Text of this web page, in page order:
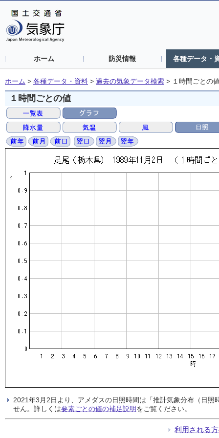
ホーム 防災情報 各種データ・
ホーム > 各種データ・資料 > 過去の気象データ検索 > １時間ごとの
１時間ごとの値
2021年3月2日より、アメダスの日照時間は「推計気象分布（日
せん。詳しくは要素ごとの値の補足説明をご覧ください。
利用される